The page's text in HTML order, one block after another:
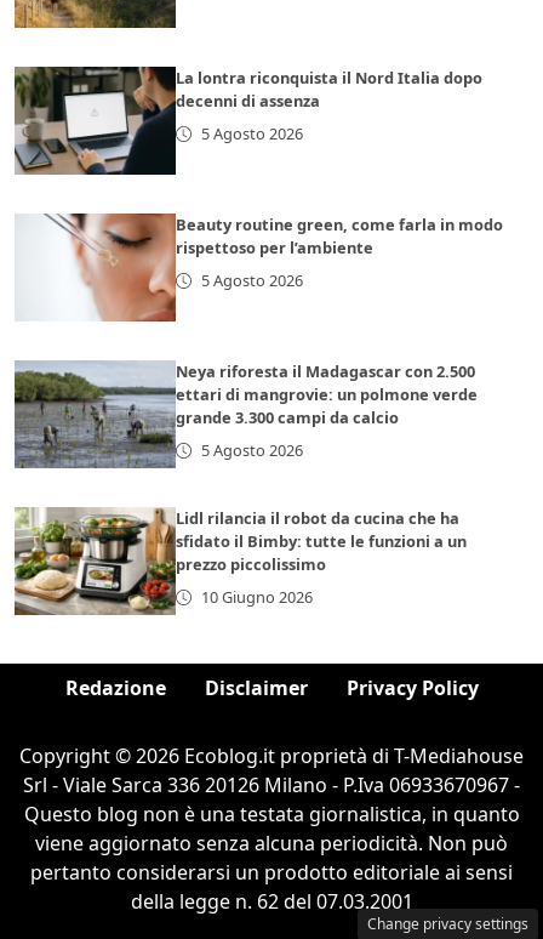
La lontra riconquista il Nord Italia dopo
decenni di assenza
5 Agosto 2026
Beauty routine green, come farla in modo
rispettoso per l’ambiente
5 Agosto 2026
Neya riforesta il Madagascar con 2.500
ettari di mangrovie: un polmone verde
grande 3.300 campi da calcio
5 Agosto 2026
Lidl rilancia il robot da cucina che ha
sfidato il Bimby: tutte le funzioni a un
prezzo piccolissimo
10 Giugno 2026
Redazione Disclaimer Privacy Policy
Copyright © 2026 Ecoblog.it proprietà di T-Mediahouse
Srl - Viale Sarca 336 20126 Milano - P.Iva 06933670967 -
Questo blog non è una testata giornalistica, in quanto
viene aggiornato senza alcuna periodicità. Non può
pertanto considerarsi un prodotto editoriale ai sensi
della legge n. 62 del 07.03.2001
Change privacy settings